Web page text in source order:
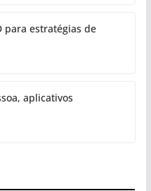
para estratégias de
aplicativos